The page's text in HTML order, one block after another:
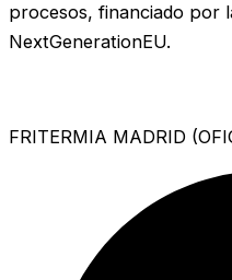
procesos, financiado por
NextGenerationEU.
FRITERMIA MADRID